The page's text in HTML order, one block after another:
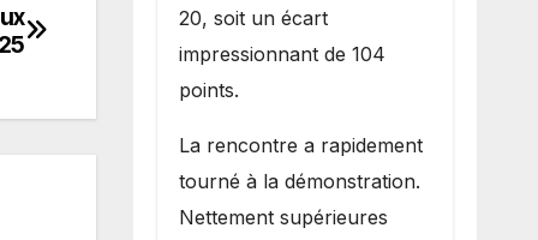
20, soit un écart
impressionnant de 104
points.
La rencontre a rapidement
tourné à la démonstration.
Nettement supérieures